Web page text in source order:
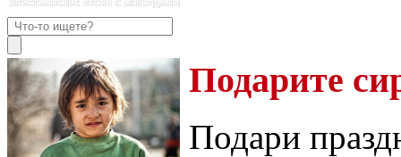
Подарите
Подари